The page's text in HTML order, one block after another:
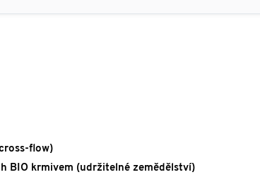
flow)
BIO krmivem (udržitelné zemědělství)